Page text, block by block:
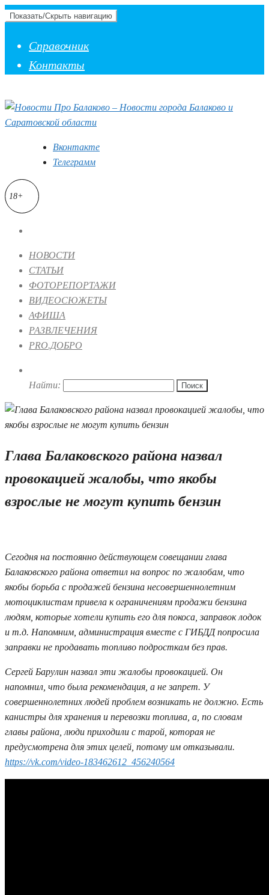
Показать/Скрыть навигацию
Справочник
Контакты
Вконтакте
Телеграмм
18+
НОВОСТИ
СТАТЬИ
ФОТОРЕПОРТАЖИ
ВИДЕОСЮЖЕТЫ
АФИША
РАЗВЛЕЧЕНИЯ
PRO.ДОБРО
Найти:
Глава Балаковского района назвал
провокацией жалобы, что якобы
взрослые не могут купить бензин
Сегодня на постоянно действующем совещании глава
Балаковского района ответил на вопрос по жалобам, что
якобы борьба с продажей бензина несовершеннолетним
мотоциклистам привела к ограничениям продажи бензина
людям, которые хотели купить его для покоса, заправок лодок
и т.д. Напомним, администрация вместе с ГИБДД попросила
заправки не продавать топливо подросткам без прав.
Сергей Барулин назвал эти жалобы провокацией. Он
напомнил, что была рекомендация, а не запрет. У
совершеннолетних людей проблем возникать не должно. Есть
канистры для хранения и перевозки топлива, а, по словам
главы района, люди приходили с тарой, которая не
предусмотрена для этих целей, потому им отказывали.
https://vk.com/video-183462612_456240564